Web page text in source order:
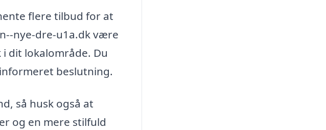
flere tilbud for at
nye-dre-u1a.dk være
dit lokalområde. Du
beslutning.
så husk også at
og en mere stilfuld